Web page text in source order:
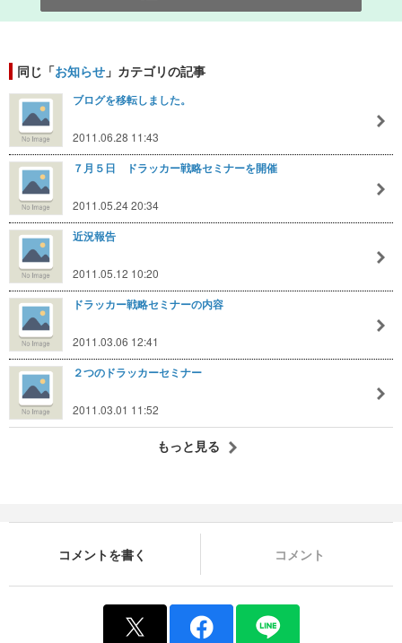
同じ「お知らせ 」カテゴリの記事
ブログを移転しました。
2011.06.28 11:43
７月５日 ドラッカー戦略セミナーを開催
2011.05.24 20:34
近況報告
2011.05.12 10:20
ドラッカー戦略セミナーの内容
2011.03.06 12:41
２つのドラッカーセミナー
2011.03.01 11:52
もっと見る
コメントを書く コメント